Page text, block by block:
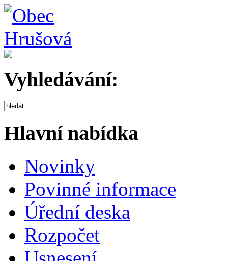
Vyhledávání:
Hlavní nabídka
Novinky
Povinné informace
Úřední deska
Rozpočet